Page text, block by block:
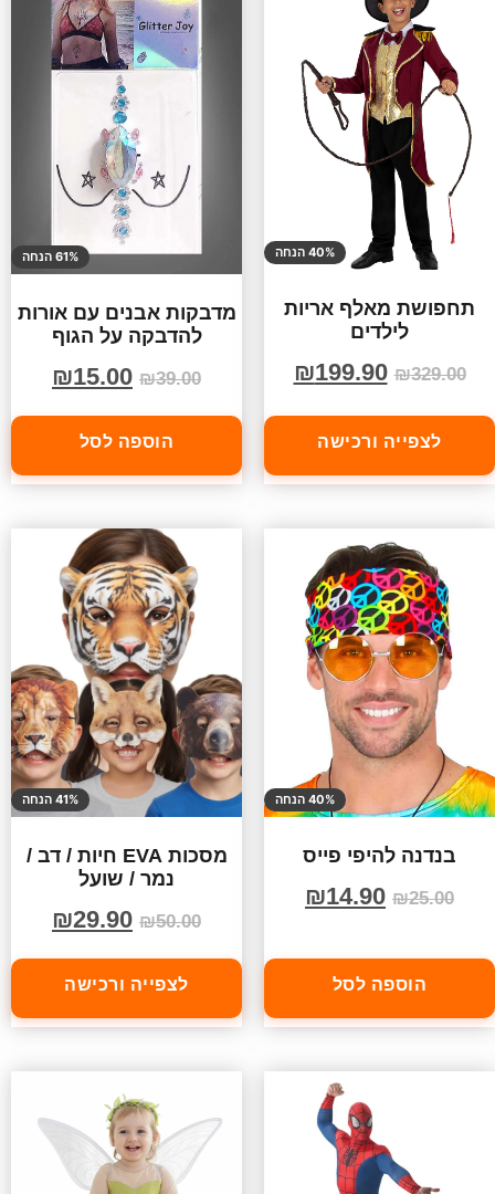
40% הנחה
תחפושת מאלף אריות
לילדים
₪329.00
₪199.90
לצפייה ורכישה
61% הנחה
מדבקות אבנים עם אורות
להדבקה על הגוף
₪39.00
₪15.00
הוספה לסל
40% הנחה
בנדנה להיפי פייס
₪25.00
₪14.90
הוספה לסל
41% הנחה
מסכות EVA חיות / דב /
נמר / שועל
₪50.00
₪29.90
לצפייה ורכישה